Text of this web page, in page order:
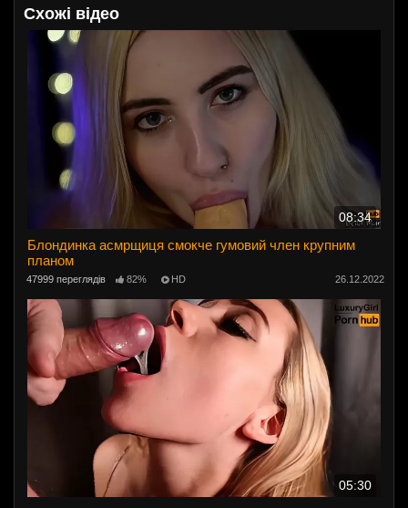
Схожі відео
08:34
Блондинка асмрщиця смокче гумовий член крупним
планом
47999 переглядів 82% HD 26.12.2022
05:30